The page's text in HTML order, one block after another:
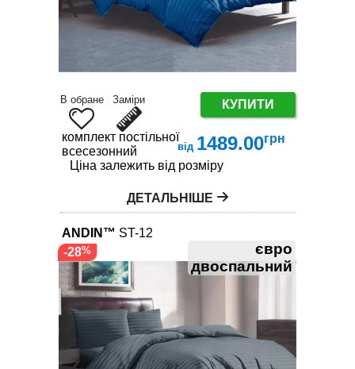
В обране Заміри КУПИТИ
комплект постільної білизни
всесезонний
від 1489.00грн
Ціна залежить від розміру
ДЕТАЛЬНІШЕ
ANDIN™ ST-12
євро
двоспальний
-28